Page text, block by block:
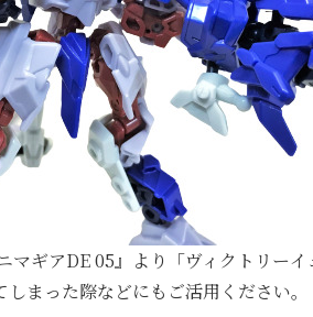
ギアDE 05』より「ヴィクトリーイ
まった際などにもご活用ください。